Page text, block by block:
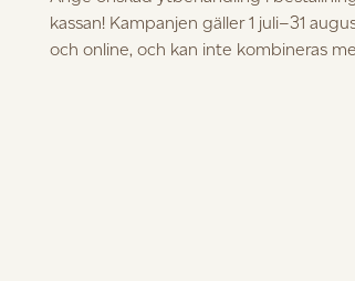
kassan! Kampanjen gäller 1 juli–31
och online, och kan inte kombineras